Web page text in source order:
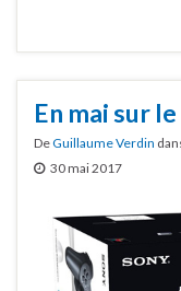
En mai sur
DeGuillaume Verdin
30 mai 2017